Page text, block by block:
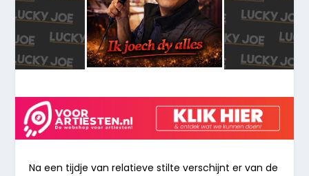
Na een tijdje van relatieve stilte verschijnt er van de